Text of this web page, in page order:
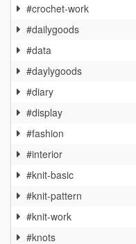
#crochet-work
#dailygoods
#data
#daylygoods
#diary
#display
#fashion
#interior
#knit-basic
#knit-pattern
#knit-work
#knots